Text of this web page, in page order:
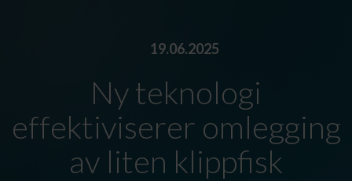
19.06.2025
Ny teknologi
effektiviserer omlegging
av liten klippfisk